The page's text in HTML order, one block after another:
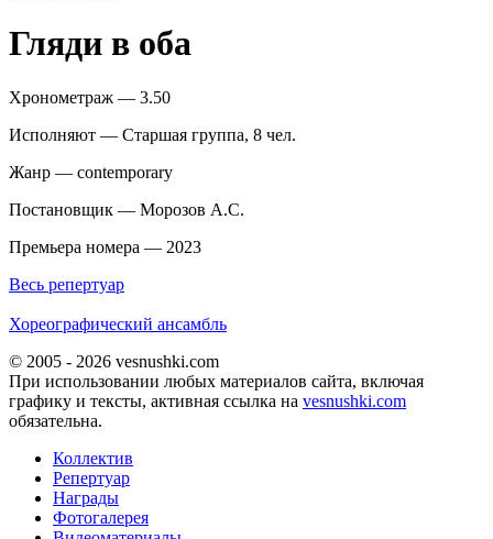
Гляди в оба
Хронометраж — 3.50
Исполняют — Старшая группа, 8 чел.
Жанр — contemporary
Постановщик — Морозов А.С.
Премьера номера — 2023
Весь репертуар
Хореографический ансамбль
© 2005 - 2026 vesnushki.com
При использовании любых материалов сайта, включая
графику и тексты, активная ссылка на vesnushki.com
обязательна.
Коллектив
Репертуар
Награды
Фотогалерея